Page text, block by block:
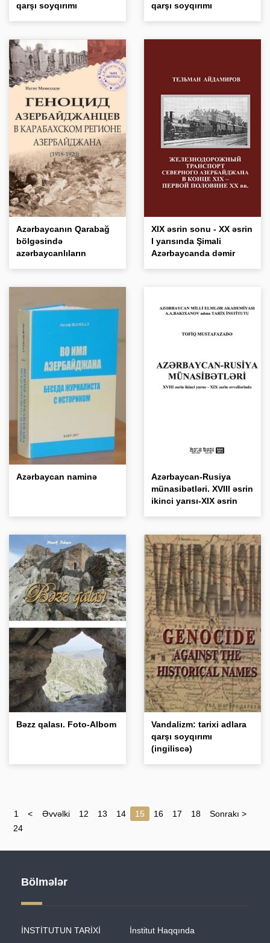
qarşı soyqırımı
qarşı soyqırımı
Azərbaycanın Qarabağ
bölgəsində
azərbaycanlıların
XIX əsrin sonu - XX əsrin
I yarısında Şimali
Azərbaycanda dəmir
Azərbaycan naminə
Azərbaycan-Rusiya
münasibətləri. XVIII əsrin
ikinci yarısı-XIX əsrin
Bəzz qalası. Foto-Albom
Vandalizm: tarixi adlara
qarşı soyqırımı
(ingiliscə)
1 < Əvvəlki 12 13 14 15 16 17 18
Sonrakı >
24
Bölmələr
İNSTİTUTUN TARİXİ İnstitut Haqqında